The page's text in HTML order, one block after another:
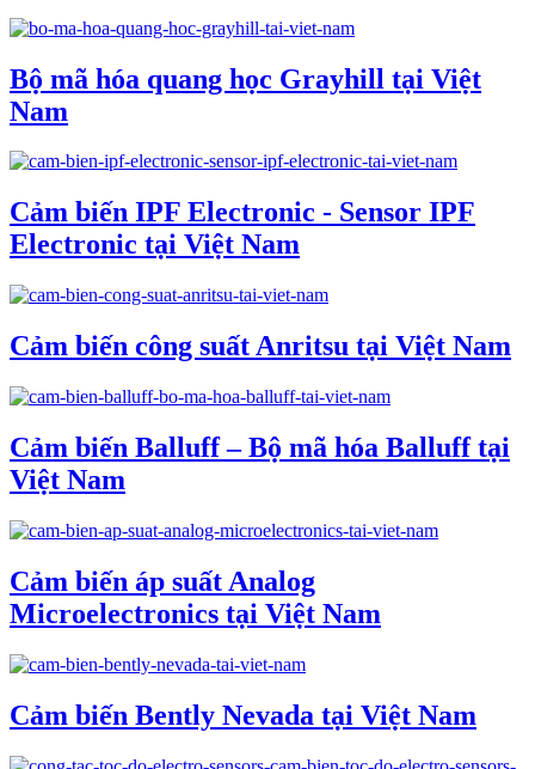
Bộ mã hóa quang học Grayhill tại Việt
Nam
Cảm biến IPF Electronic - Sensor IPF
Electronic tại Việt Nam
Cảm biến công suất Anritsu tại Việt Nam
Cảm biến Balluff – Bộ mã hóa Balluff tại
Việt Nam
Cảm biến áp suất Analog
Microelectronics tại Việt Nam
Cảm biến Bently Nevada tại Việt Nam